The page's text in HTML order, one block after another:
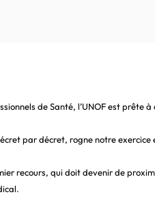
de Santé, l’UNOF est prête
par décret, rogne notre exercice
recours, qui doit devenir de